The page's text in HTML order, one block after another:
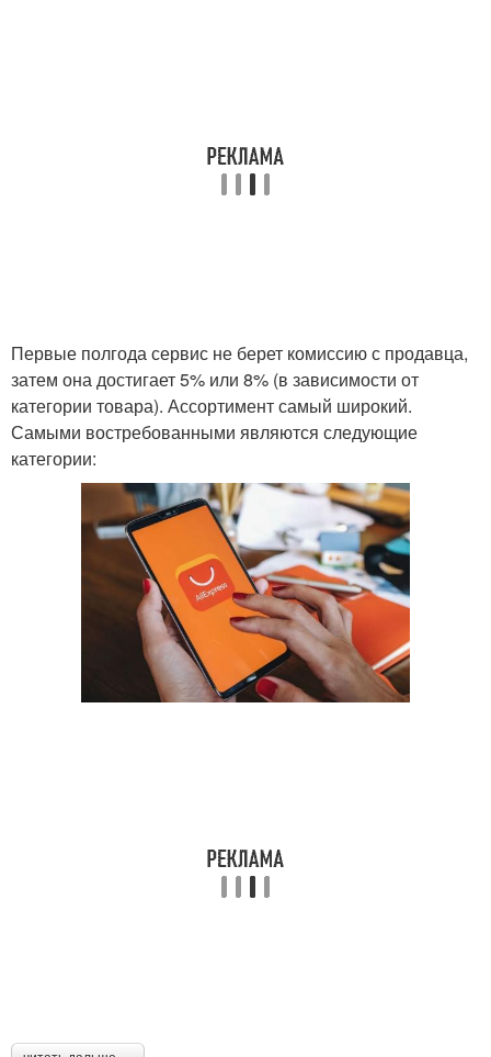
Первые полгода сервис не берет комиссию с продавца,
затем она достигает 5% или 8% (в зависимости от
категории товара). Ассортимент самый широкий.
Самыми востребованными являются следующие
категории: